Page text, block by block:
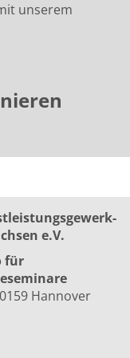
unserem
e.V.
für
Hannover